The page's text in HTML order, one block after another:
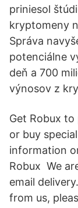
priniesol
kryptomeny
Správa
potenciálne
deň a 700
výnosov z
Get Robux
or buy
information
Robux We
email
from us,